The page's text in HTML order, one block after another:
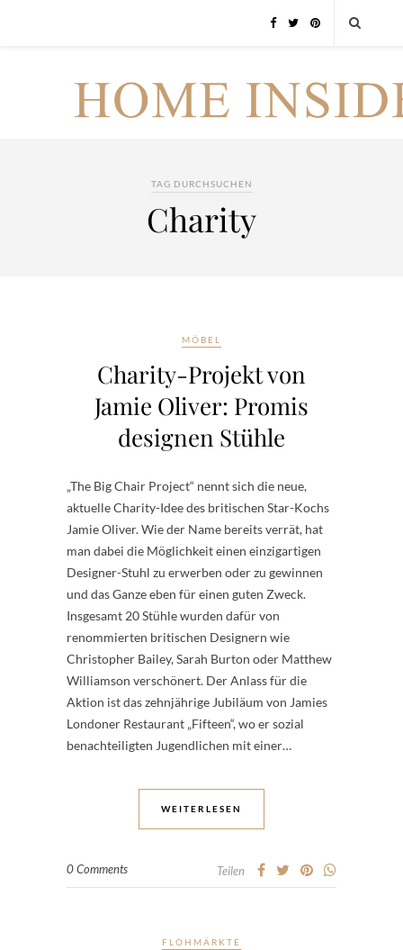
TAG DURCHSUCHEN
Charity
MÖBEL
Charity-Projekt von
Jamie Oliver: Promis
designen Stühle
„The Big Chair Project“ nennt sich die neue,
aktuelle Charity-Idee des britischen Star-Kochs
Jamie Oliver. Wie der Name bereits verrät, hat
man dabei die Möglichkeit einen einzigartigen
Designer-Stuhl zu erwerben oder zu gewinnen
und das Ganze eben für einen guten Zweck.
Insgesamt 20 Stühle wurden dafür von
renommierten britischen Designern wie
Christopher Bailey, Sarah Burton oder Matthew
Williamson verschönert. Der Anlass für die
Aktion ist das zehnjährige Jubiläum von Jamies
Londoner Restaurant „Fifteen“, wo er sozial
benachteiligten Jugendlichen mit einer…
WEITERLESEN
0 Comments Teilen
FLOHMÄRKTE